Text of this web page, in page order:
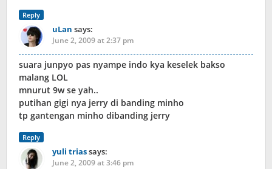
Reply
uLan says:
June 2, 2009 at 2:37 pm
suara junpyo pas nyampe indo kya keselek bakso
malang LOL
mnurut 9w se yah..
putihan gigi nya jerry di banding minho
tp gantengan minho dibanding jerry
Reply
yuli triassays:
June 2, 2009 at 3:46 pm